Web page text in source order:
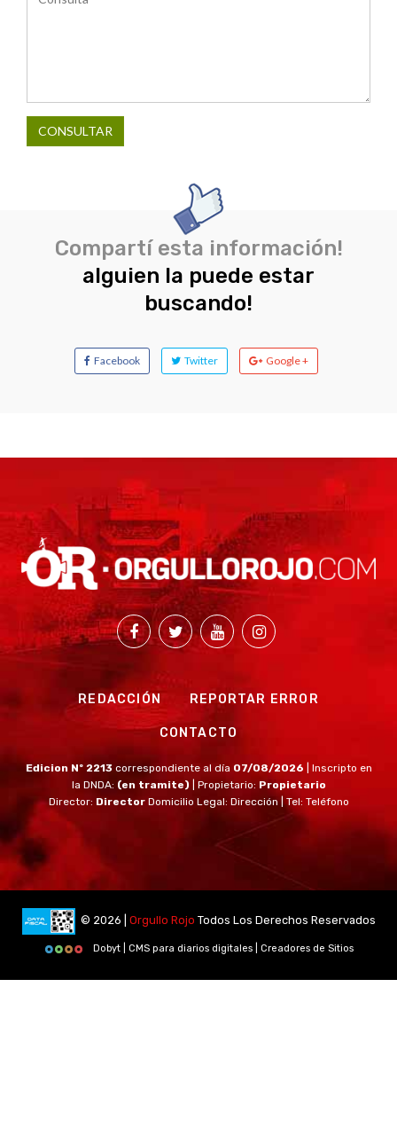
CONSULTAR
Compartí esta información!
alguien la puede estar
buscando!
Facebook Twitter Google +
REDACCIÓN REPORTAR ERROR
CONTACTO
Edicion Nº 2213 correspondiente al día 07/08/2026
| Inscripto en
la DNDA: (en tramite) | Propietario: Propietario
Director: Director Domicilio Legal: Dirección | Tel: Teléfono
© 2026 | Orgullo Rojo Todos Los Derechos Reservados
Dobyt | CMS para diarios digitales | Creadores de Sitios